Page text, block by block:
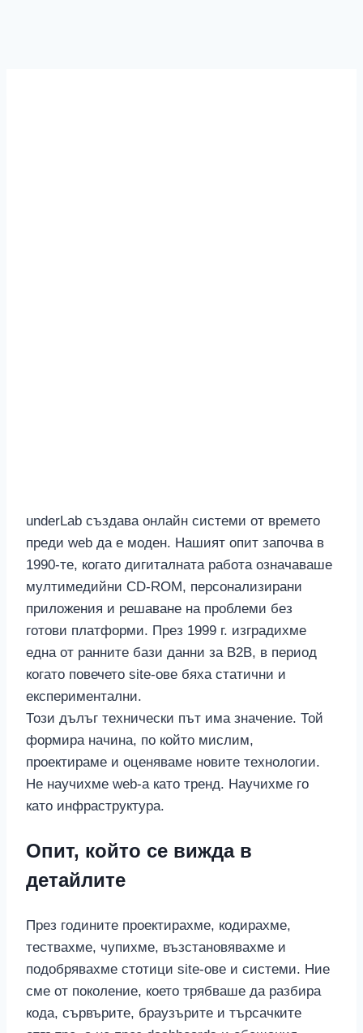
underLab създава онлайн системи от времето
преди web да е моден. Нашият опит започва в
1990-те, когато дигиталната работа означаваше
мултимедийни CD-ROM, персонализирани
приложения и решаване на проблеми без
готови платформи. През 1999 г. изградихме
една от ранните бази данни за B2B, в период
когато повечето site-ове бяха статични и
експериментални.
Този дълъг технически път има значение. Той
формира начина, по който мислим,
проектираме и оценяваме новите технологии.
Не научихме web-а като тренд. Научихме го
като инфраструктура.
Опит, който се вижда в
детайлите
През годините проектирахме, кодирахме,
тествахме, чупихме, възстановявахме и
подобрявахме стотици site-ове и системи. Ние
сме от поколение, което трябваше да разбира
кода, сървърите, браузърите и търсачките